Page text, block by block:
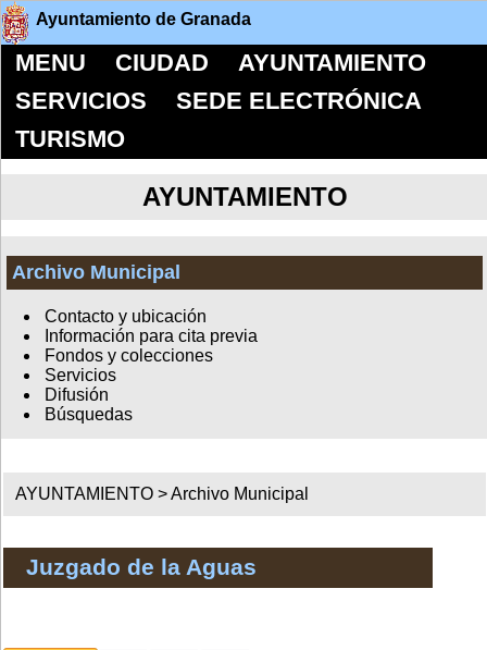
Ayuntamiento de Granada
MENU CIUDAD
AYUNTAMIENTO
SERVICIOS
SEDE ELECTRÓNICA
TURISMO
AYUNTAMIENTO
Archivo Municipal
Contacto y ubicación
Información para cita previa
Fondos y colecciones
Servicios
Difusión
Búsquedas
AYUNTAMIENTO >Archivo Municipal
Juzgado de la Aguas